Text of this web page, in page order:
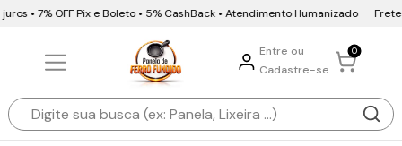
• 7% OFF Pix e Boleto • 5% CashBack • Atendimento Humanizado Frete
Entre ou
Cadastre-se
0